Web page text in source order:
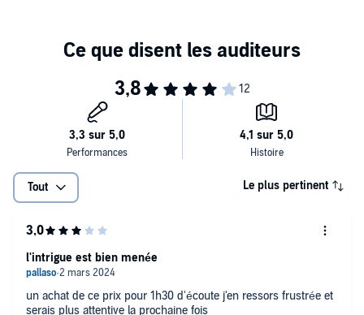
Tout Le plus pertinent
un achat de ce prix pour 1h30 d'écoute j'en ressors frustrée et
serais plus attentive la prochaine fois
l'intrigue est bien menée